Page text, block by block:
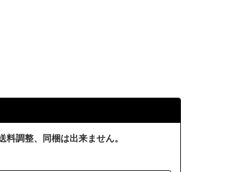
調整、同梱は出来ません。